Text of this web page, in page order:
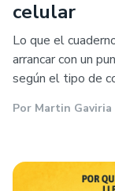
celular
Lo que el
arrancar con un
según el tipo de
Por Martin Gaviria